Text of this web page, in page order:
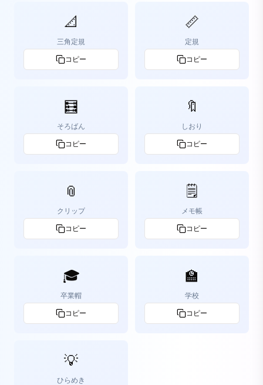
📐
三角定規
コピー
📏
定規
コピー
🧮
そろばん
コピー
🔖
しおり
コピー
📎
クリップ
コピー
🗒️
メモ帳
コピー
🎓
卒業帽
コピー
🏫
学校
コピー
💡
ひらめき